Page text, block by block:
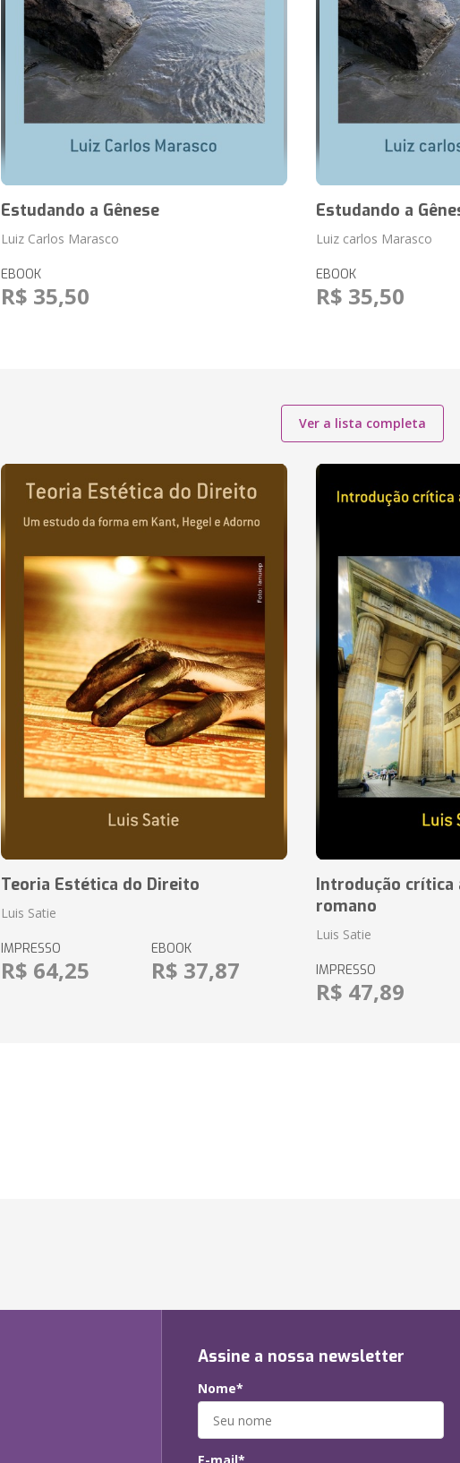
Estudando a Gênese
Luiz Carlos Marasco
EBOOK
R$ 35,50
Estudando a
Luiz carlos Marasco
EBOOK
R$ 35,50
Ver a lista completa
Teoria Estética do Direito
Luis Satie
IMPRESSO
R$ 64,25
EBOOK
R$ 37,87
Introdução crítica
romano
Luis Satie
IMPRESSO
R$ 47,89
Assine a nossa newsletter
Nome*